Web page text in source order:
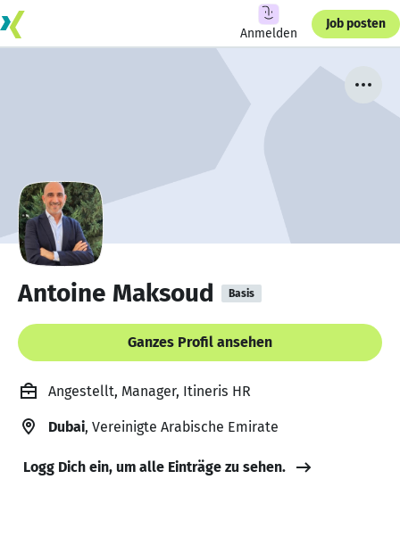
Anmelden
Job posten
Antoine Maksoud Basis
Ganzes Profil ansehen
Angestellt, Manager, Itineris HR
Dubai, Vereinigte Arabische Emirate
Logg Dich ein, um alle Einträge zu sehen.